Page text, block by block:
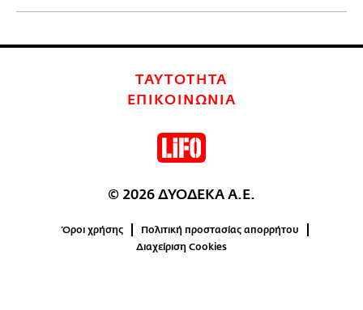
ΤΑΥΤΟΤΗΤΑ
ΕΠΙΚΟΙΝΩΝΙΑ
© 2026 ΔΥΟΔΕΚΑ Α.Ε.
Όροι χρήσης
Πολιτική προστασίας απορρήτου
Διαχείριση Cookies